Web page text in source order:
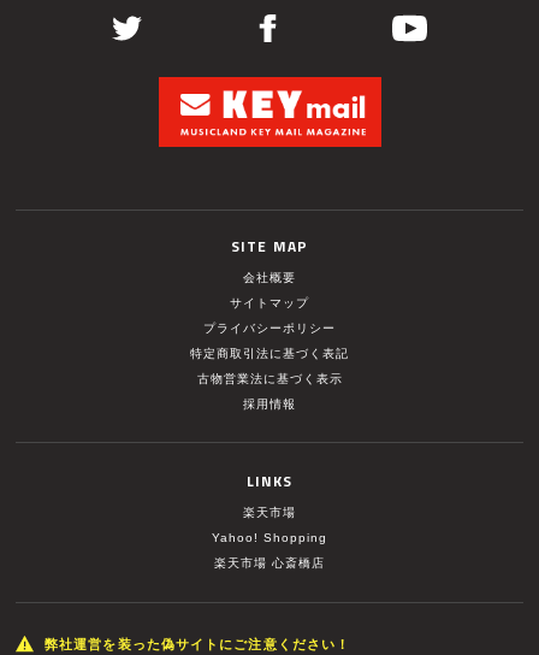
SITE MAP
会社概要
サイトマップ
プライバシーポリシー
特定商取引法に基づく表記
古物営業法に基づく表示
採用情報
LINKS
楽天市場
Yahoo! Shopping
楽天市場 心斎橋店
弊社運営を装った偽サイトにご注意ください！